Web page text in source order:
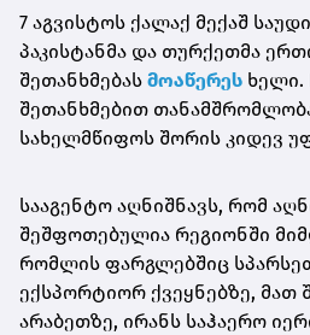
7 აგვისტოს ქალაქ მექაშ
პაკისტანმა და თურქეთმა
შეთანხმებას მოაწერეს ხელი.
შეთანხმებით
სახელმწიფოს შორის კიდევ
სააგენტო აღნიშნავს, რომ
შეშფოთებულია რეგიონში
რომლის ფარგლებშიც
ექსპორტიორ ქვეყნებზე, მათ
არაბეთზე, ირანს საჰაერო